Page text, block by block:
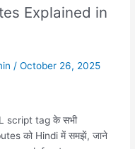
Explained in
/October 26, 2025
script tag के सभी
को Hindi में समझें, जाने